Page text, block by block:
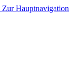
Zur Hauptnavigation